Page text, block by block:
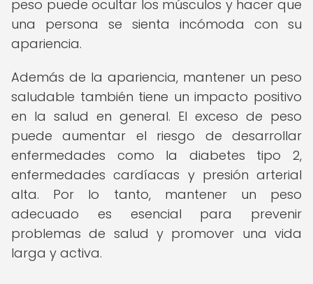
peso puede ocultar los músculos y hacer que
una persona se sienta incómoda con su
apariencia.
Además de la apariencia, mantener un peso
saludable también tiene un impacto positivo
en la salud en general. El exceso de peso
puede aumentar el riesgo de desarrollar
enfermedades como la diabetes tipo 2,
enfermedades cardíacas y presión arterial
alta. Por lo tanto, mantener un peso
adecuado es esencial para prevenir
problemas de salud y promover una vida
larga y activa.